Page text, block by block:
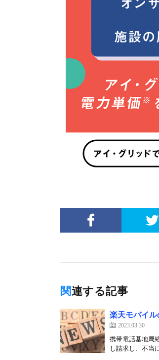
関連する記事
楽天モバイ
2023.03.30
携帯電話基地局
し請求し、不当